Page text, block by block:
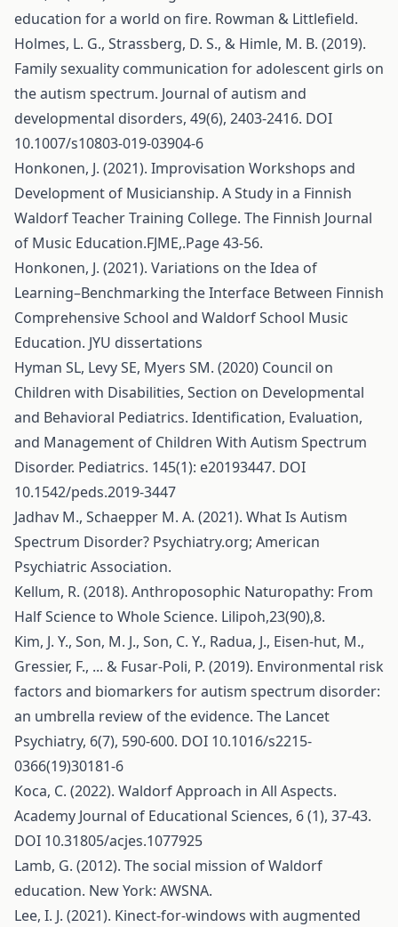
education for a world on fire. Rowman & Littlefield.
Holmes, L. G., Strassberg, D. S., & Himle, M. B. (2019).
Family sexuality communication for adolescent girls on
the autism spectrum. Journal of autism and
developmental disorders, 49(6), 2403-2416. DOI
10.1007/s10803-019-03904-6
Honkonen, J. (2021). Improvisation Workshops and
Development of Musicianship. A Study in a Finnish
Waldorf Teacher Training College. The Finnish Journal
of Music Education.FJME,.Page 43-56.
Honkonen, J. (2021). Variations on the Idea of
Learning–Benchmarking the Interface Between Finnish
Comprehensive School and Waldorf School Music
Education. JYU dissertations
Hyman SL, Levy SE, Myers SM. (2020) Council on
Children with Disabilities, Section on Developmental
and Behavioral Pediatrics. Identification, Evaluation,
and Management of Children With Autism Spectrum
Disorder. Pediatrics. 145(1): e20193447. DOI
10.1542/peds.2019-3447
Jadhav M., Schaepper M. A. (2021). What Is Autism
Spectrum Disorder? Psychiatry.org; American
Psychiatric Association.
Kellum, R. (2018). Anthroposophic Naturopathy: From
Half Science to Whole Science. Lilipoh,23(90),8.
Kim, J. Y., Son, M. J., Son, C. Y., Radua, J., Eisen-hut, M.,
Gressier, F., ... & Fusar-Poli, P. (2019). Environmental risk
factors and biomarkers for autism spectrum disorder:
an umbrella review of the evidence. The Lancet
Psychiatry, 6(7), 590-600. DOI 10.1016/s2215-
0366(19)30181-6
Koca, C. (2022). Waldorf Approach in All Aspects.
Academy Journal of Educational Sciences, 6 (1), 37-43.
DOI 10.31805/acjes.1077925
Lamb, G. (2012). The social mission of Waldorf
education. New York: AWSNA.
Lee, I. J. (2021). Kinect-for-windows with augmented